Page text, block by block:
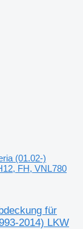
(01.02-)
FH, VNL780
für
2014) LKW